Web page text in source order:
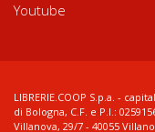
Youtube
LIBRERIE.COOP S.p.a. -
di Bologna, C.F. e P.I.:
Villanova, 29/7 - 40055